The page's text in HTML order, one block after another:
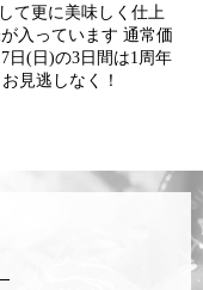
て更に美味しく仕上
入っています️ 通常価
日(日)の3日間は1周年
見逃しなく！